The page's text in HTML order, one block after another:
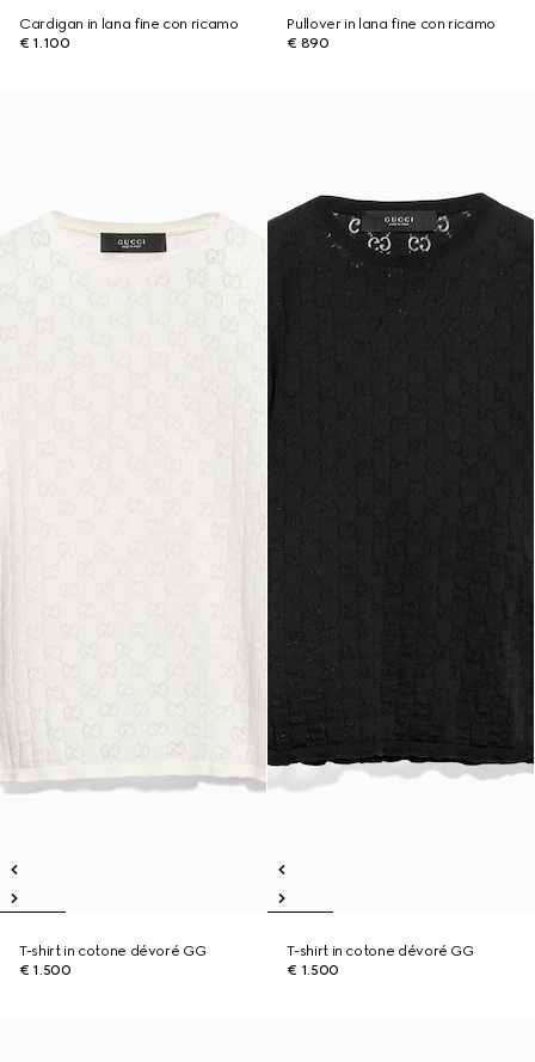
Cardigan in lana fine con ricamo
€ 1.100
Pullover in lana fine con ricamo
€ 890
T-shirt in cotone dévoré GG
€ 1.500
T-shirt in cotone dévoré GG
€ 1.500